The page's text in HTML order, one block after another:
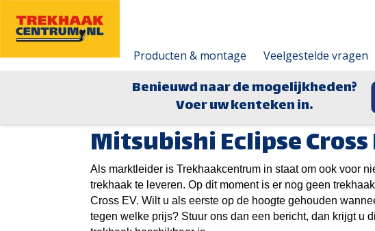
Producten & montage Veelgestelde vragen
Benieuwd naar de mogelijkheden?
Voer uw kenteken in.
Mitsubishi Eclipse
Als marktleider is Trekhaakcentrum in staat om ook voor
trekhaak te leveren. Op dit moment is er nog geen
Cross EV. Wilt u als eerste op de hoogte gehouden
tegen welke prijs? Stuur ons dan een bericht, dan krijgt u